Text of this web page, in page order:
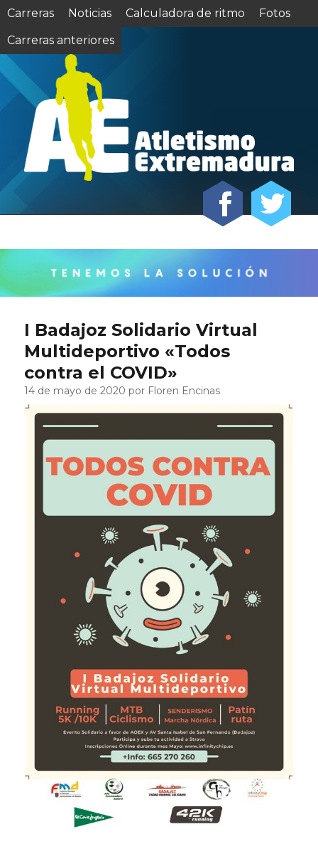
Carreras Noticias Calculadora de ritmo
Fotos
Carreras anteriores
I Badajoz Solidario Virtual
Multideportivo «Todos
contra el COVID»
14 de mayo de 2020 por Floren Encinas